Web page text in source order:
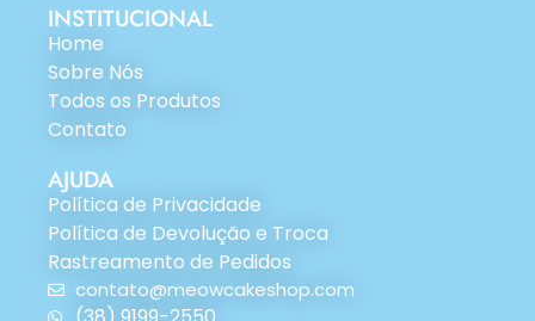
INSTITUCIONAL
Home
Sobre Nós
Todos os Produtos
Contato
AJUDA
Política de Privacidade
Política de Devolução e Troca
Rastreamento de Pedidos
contato@meowcakeshop.com